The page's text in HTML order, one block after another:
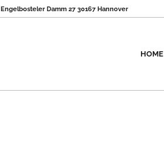
Engelbosteler Damm 27 30167 Hannover
HOME